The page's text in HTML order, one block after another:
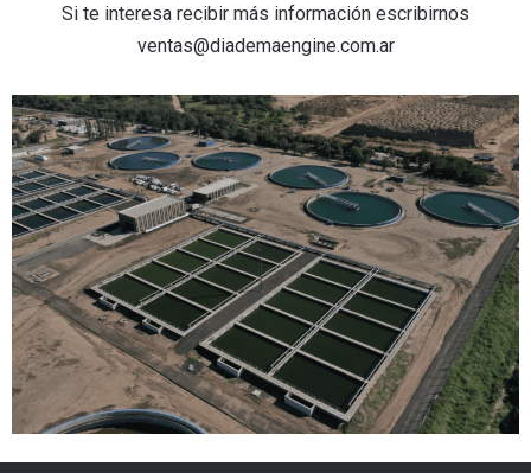
Si te interesa recibir más información escribirnos
ventas@diademaengine.com.ar